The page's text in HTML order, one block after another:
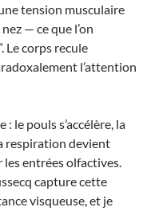
tension musculaire
— ce que l’on
Le corps recule
l’attention
le pouls s’accélère, la
respiration devient
entrées olfactives.
capture cette
visqueuse, et je